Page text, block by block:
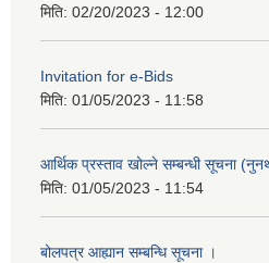
मिति: 02/20/2023 - 12:00
Invitation for e-Bids
मिति: 01/05/2023 - 11:58
आर्थिक प्रस्ताव खोल्ने सम्बन्धी सूचना
मिति: 01/05/2023 - 11:54
बोलपत्र आह्यान सम्बन्धि सूचना ।